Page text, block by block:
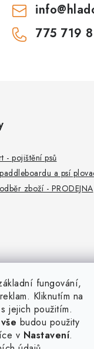
fungování,
Kliknutím na
jejich použitím.
budou použity
v Nastavení.
info@
775 719
- pojištění psů
a psí
zboží - PRODEJNA